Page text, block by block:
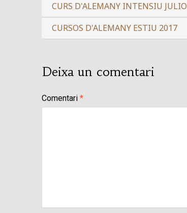
CURS D'ALEMANY INTENSIU
CURSOS D'ALEMANY ESTIU 2017
Deixa un comentari
Comentari *